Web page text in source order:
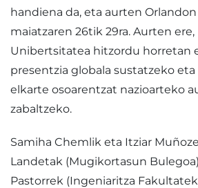
handiena da, eta aurten
maiatzaren 26tik 29ra. Aurten
Unibertsitatea hitzordu horretan
presentzia globala sustatzeko
elkarte osoarentzat nazioarteko
zabaltzeko.
Samiha Chemlik eta Itziar
Landetak (Mugikortasun
Pastorrek (Ingeniaritza